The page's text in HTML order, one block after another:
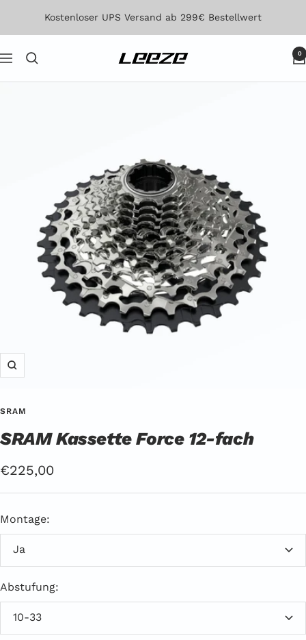
Kostenloser UPS Versand ab 299€ Bestellwert
Navigation Leeze 0
Zoom
SRAM
SRAM Kassette Force 12-fach
Angebotspreis
€225,00
Montage:
Ja
Abstufung:
10-33